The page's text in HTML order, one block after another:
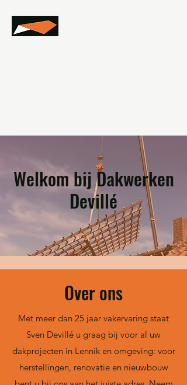
Over ons
Met meer dan 25 jaar vakervaring staat
Sven Devillé u graag bij voor al uw
dakprojecten in Lennik en omgeving: voor
herstellingen, renovatie en nieuwbouw
Welkom bij Dakwerken
Devillé